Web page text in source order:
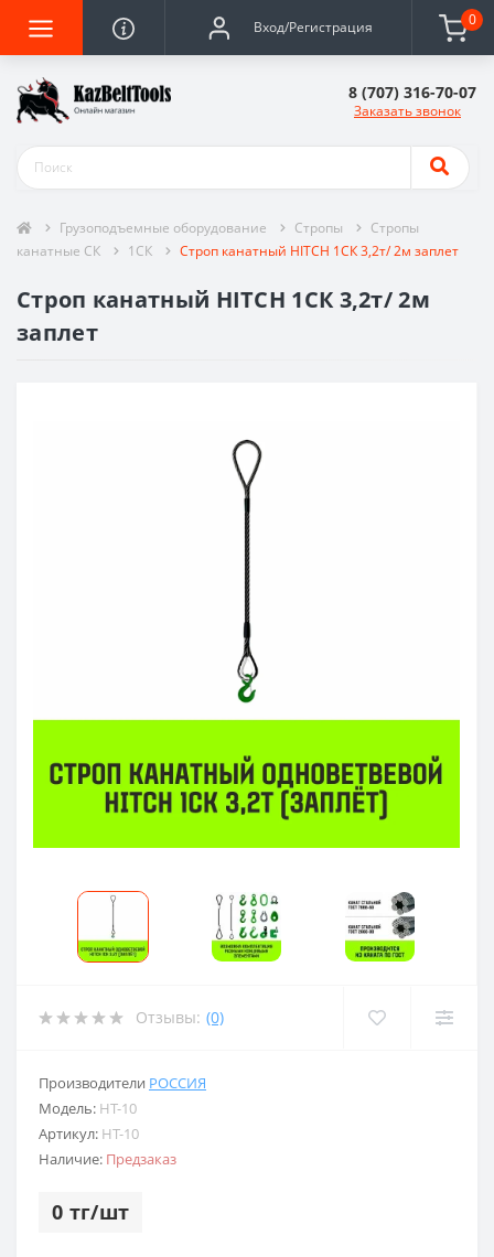
Вход/Регистрация 0
8 (707) 316-70-07
Заказать звонок
Грузоподъемные оборудование Стропы
Стропы
канатные СК
1СК Строп канатный HITCH 1СК 3,2т/ 2м заплет
Строп канатный HITCH 1СК 3,2т/ 2м
заплет
Отзывы: (0)
Производители РОССИЯ
Модель: HT-10
Артикул: HT-10
Наличие: Предзаказ
0 тг/шт